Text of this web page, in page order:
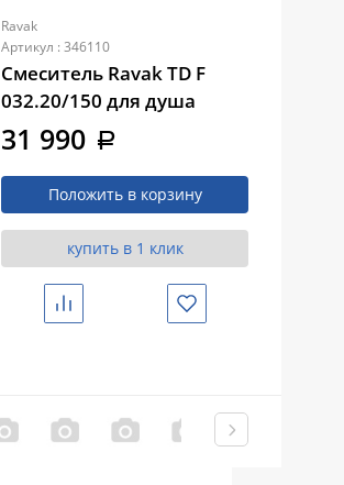
Ravak
Артикул : 346110
Смеситель Ravak TD F
032.20/150 для душа
черный (X070153)
31 990 a
Положить в корзину
купить в 1 клик
Сравнить Избранное